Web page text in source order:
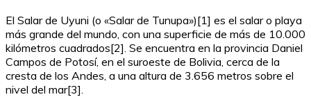
El Salar de Uyuni (o «Salar de Tunupa»)[1] es el salar o playa
más grande del mundo, con una superficie de más de 10.000
kilómetros cuadrados[2]. Se encuentra en la provincia Daniel
Campos de Potosí, en el suroeste de Bolivia, cerca de la
cresta de los Andes, a una altura de 3.656 metros sobre el
nivel del mar[3].